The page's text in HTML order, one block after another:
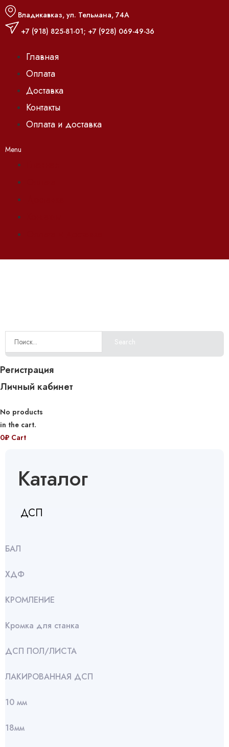
Владикавказ, ул. Тельмана, 74А
+7 (918) 825-81-01; +7 (928) 069-49-36
Главная
Оплата
Доставка
Контакты
Оплата и доставка
Menu
Search
Регистрация
Личный кабинет
No products
in the cart.
0₽ Cart
Каталог
ДСП
БАЛ
ХДФ
КРОМЛЕНИЕ
Кромка для станка
ДСП ПОЛ/ЛИСТА
ЛАКИРОВАННАЯ ДСП
10 мм
18мм